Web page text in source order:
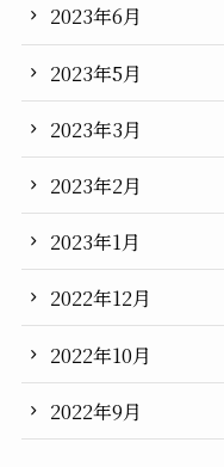
2023年6月
2023年5月
2023年3月
2023年2月
2023年1月
2022年12月
2022年10月
2022年9月